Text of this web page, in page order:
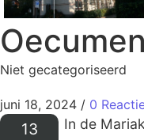
Niet gecategoriseerd
juni 18, 2024 / 0
13 In de